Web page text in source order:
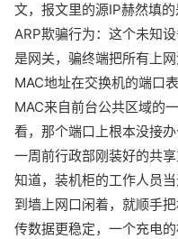
文，报文里的源IP赫然填
ARP欺骗行为：这个未知
是网关，骗终端把所有上
MAC地址在交换机的端口
MAC来自前台公共区域的
看，那个端口上根本没接
一周前行政部刚装好的共
知道，装机柜的工作人员
到墙上网口闲着，就顺手
传数据更稳定，一个充电